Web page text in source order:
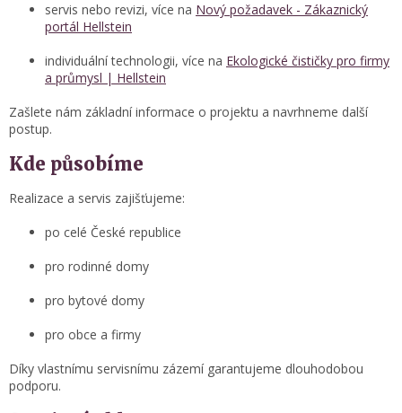
servis nebo revizi, více na Nový požadavek - Zákaznický
portál Hellstein
individuální technologii, více na Ekologické čističky pro firmy
a průmysl | Hellstein
Zašlete nám základní informace o projektu a navrhneme další
postup.
Kde působíme
Realizace a servis zajišťujeme:
po celé České republice
pro rodinné domy
pro bytové domy
pro obce a firmy
Díky vlastnímu servisnímu zázemí garantujeme dlouhodobou
podporu.